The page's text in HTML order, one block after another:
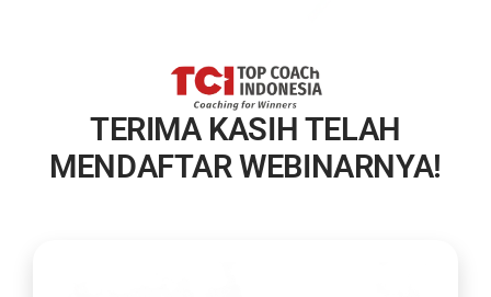
TERIMA KASIH TELAH
MENDAFTAR WEBINARNYA!